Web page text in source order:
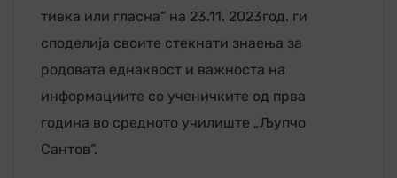
тивка или гласна“ на 23.11. 2023год. ги
споделија своите стекнати знаења за
родовата еднаквост и важноста на
информациите со ученичките од прва
година во средното училиште „Љупчо
Сантов“.